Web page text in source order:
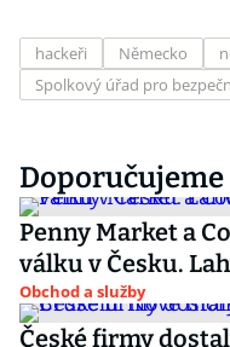
hackeři Německo
Spolkový úřad pro
Doporučujeme
Penny Market a
válku v Česku.
Obchod a služby
České firmy